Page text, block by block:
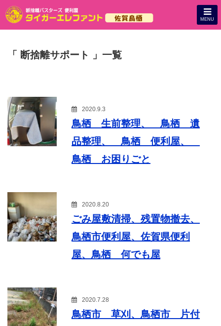
MENU
「 断捨離サポート 」一覧
2020.9.3
鳥栖 生前整理、 鳥栖 遺
品整理、 鳥栖 便利屋、
鳥栖 お困りごと
2020.8.20
ごみ屋敷清掃、残置物撤去、
鳥栖市便利屋、佐賀県便利
屋、鳥栖 何でも屋
2020.7.28
鳥栖市 草刈、鳥栖市 片付